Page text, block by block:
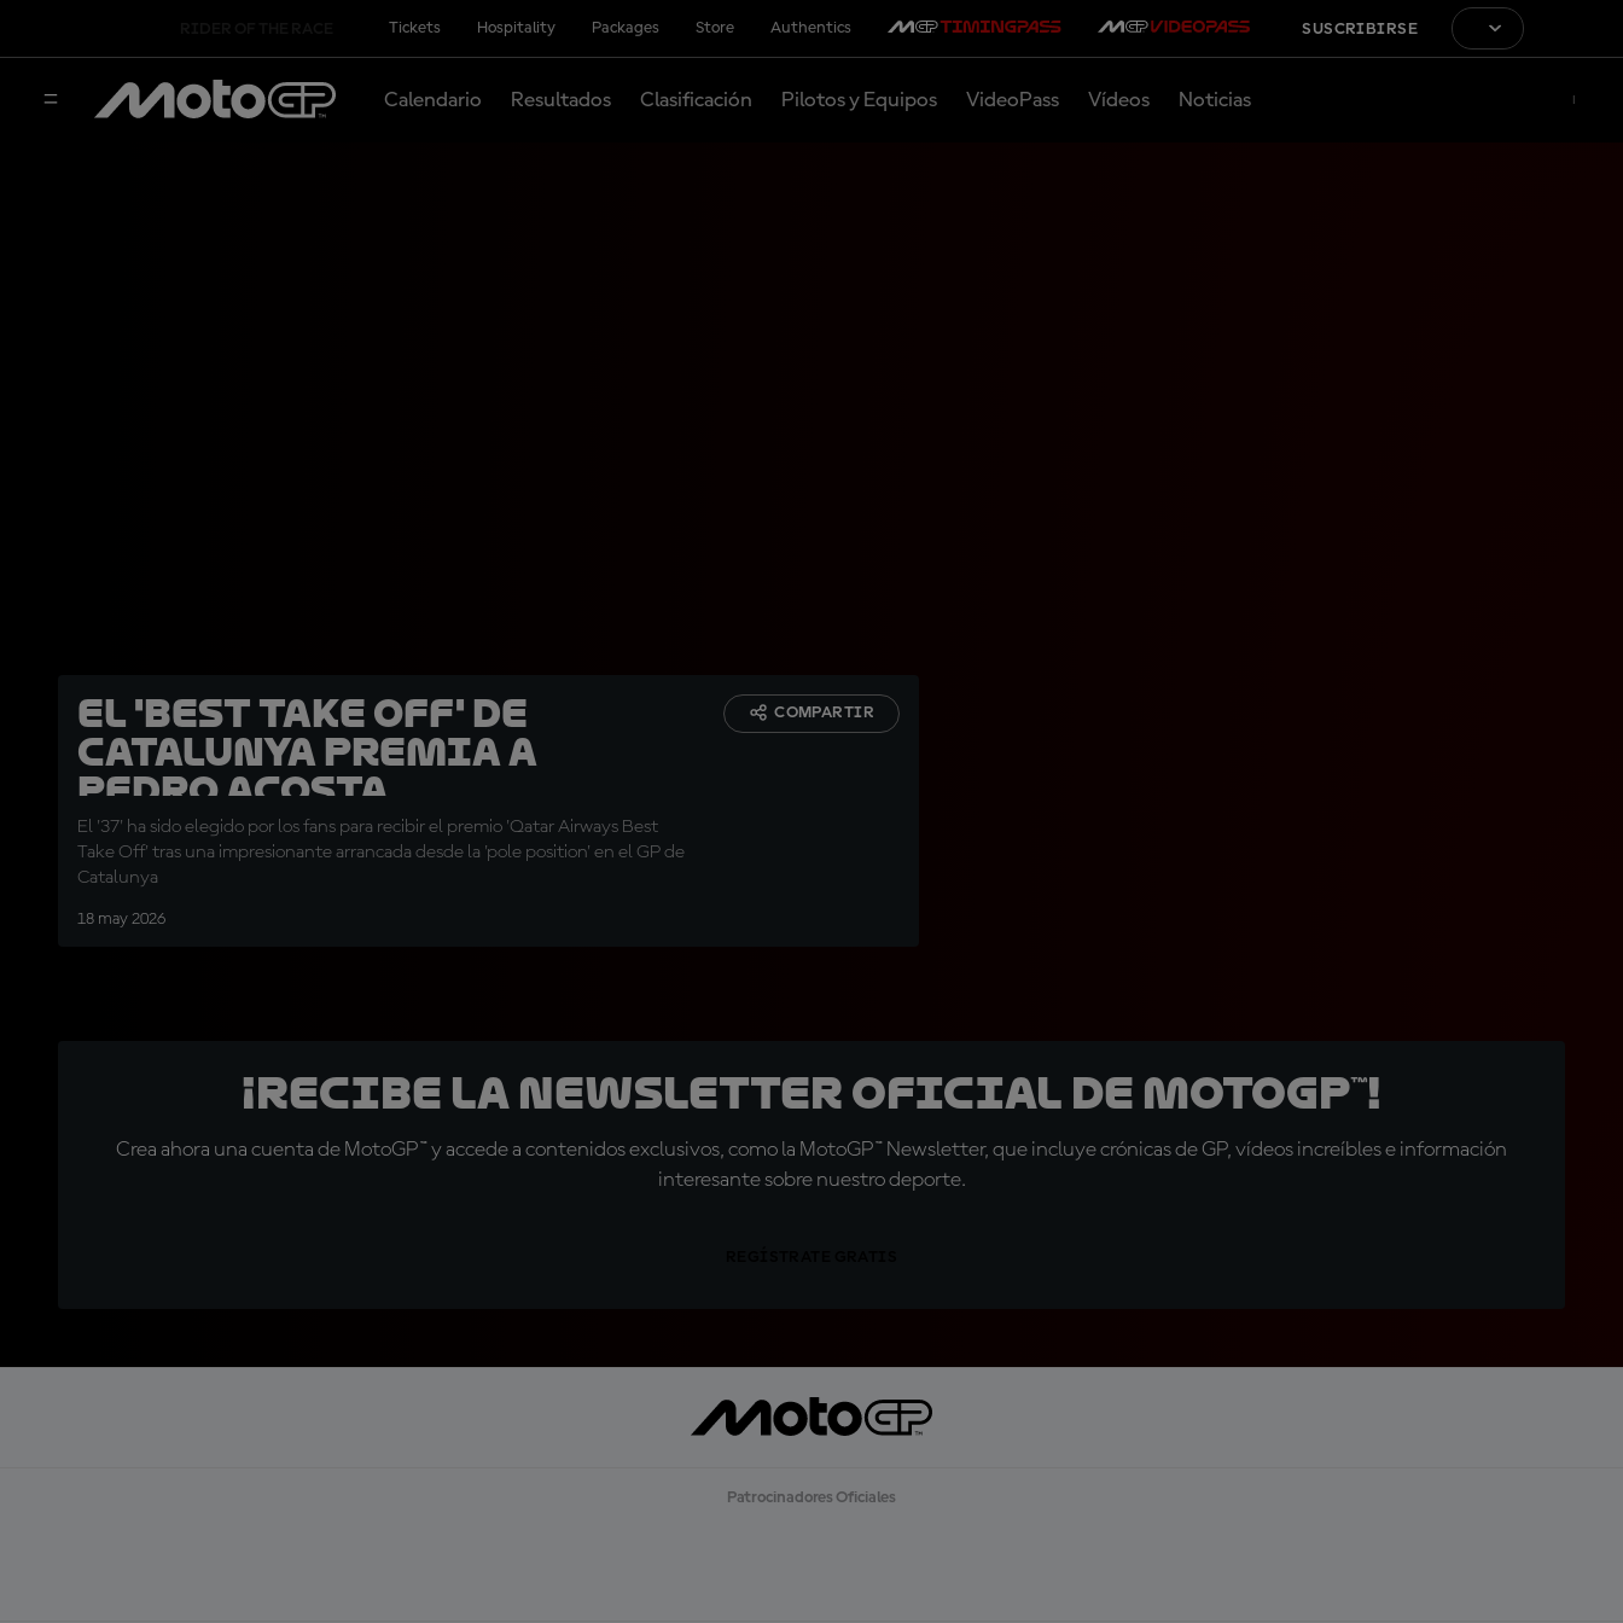
Tickets Hospitality Packages Store Authentics SUSCRIBIRSE
Calendario Resultados Clasificación Pilotos y Equipos VideoPass Vídeos Noticias
El 'Best Take Off' de
Catalunya premia a
Pedro Acosta
El '37' ha sido elegido por los fans para recibir el premio 'Qatar Airways Best
Take Off' tras una impresionante arrancada desde la 'pole position' en el GP de
Catalunya
18 may 2026
COMPARTIR
¡Recibe la Newsletter oficial de MotoGP™!
Crea ahora una cuenta de MotoGP™ y accede a contenidos exclusivos, como la MotoGP™ Newsletter, que incluye crónicas de GP, vídeos increíbles e información
interesante sobre nuestro deporte.
Patrocinadores Oficiales